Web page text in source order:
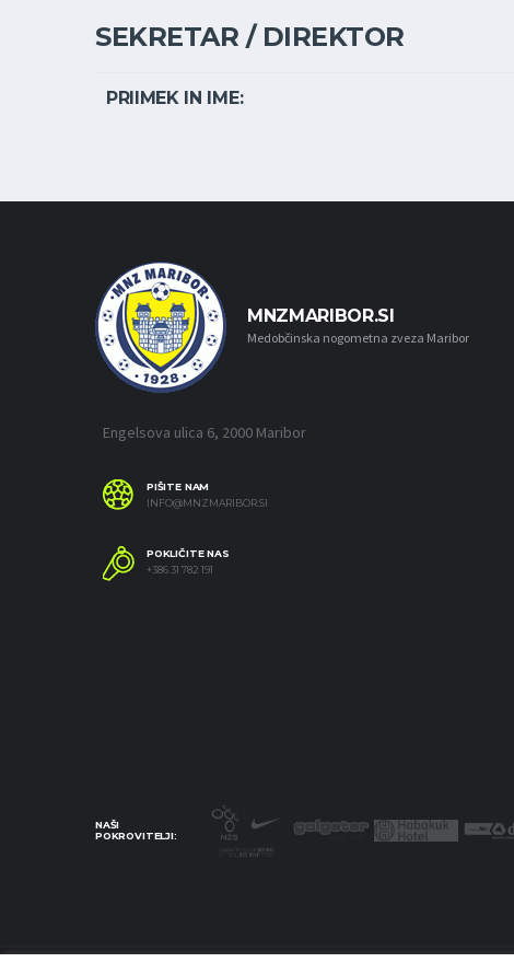
SEKRETAR / DIREKTOR
PRIIMEK IN IME:
MNZMARIBOR.SI
Medobčinska nogometna zveza Maribor
Engelsova ulica 6, 2000 Maribor
PIŠITE NAM
INFO@MNZMARIBOR.SI
POKLIČITE NAS
+386 31 782 191
NAŠI
POKROVITELJI: